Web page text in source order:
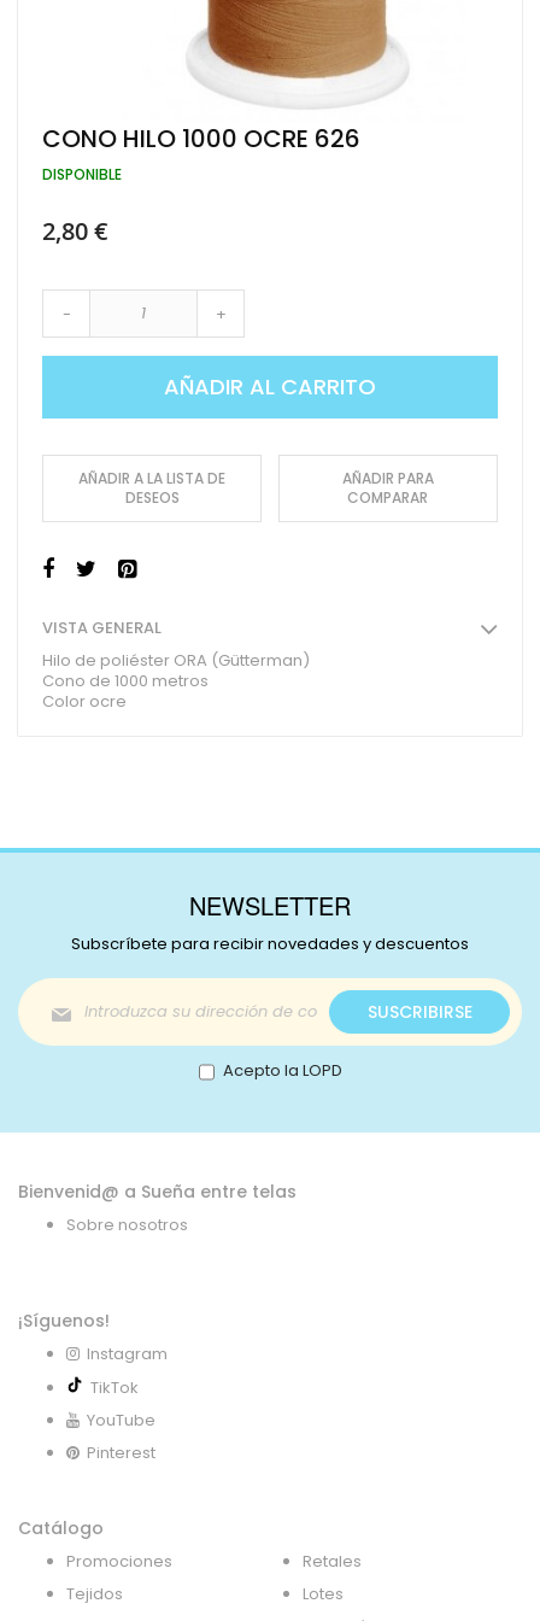
Saltar
al
comienzo
galería
CONO HILO 1000 OCRE 626
DISPONIBLE
2,80 €
- +
AÑADIR AL CARRITO
AÑADIR A LA LISTA DE
DESEOS
AÑADIR PARA
COMPARAR
VISTA GENERAL
Hilo de poliéster ORA (Gütterman)
Cono de 1000 metros
Color ocre
NEWSLETTER
Subscríbete para recibir novedades y descuentos
Inscríbase
a
nuestro
boletín
de
SUSCRIBIRSE
Acepto la LOPD
Bienvenid@ a Sueña entre telas
Sobre nosotros
¡Síguenos!
Instagram
TikTok
YouTube
Pinterest
Catálogo
Promociones
Tejidos
Retales
Lotes